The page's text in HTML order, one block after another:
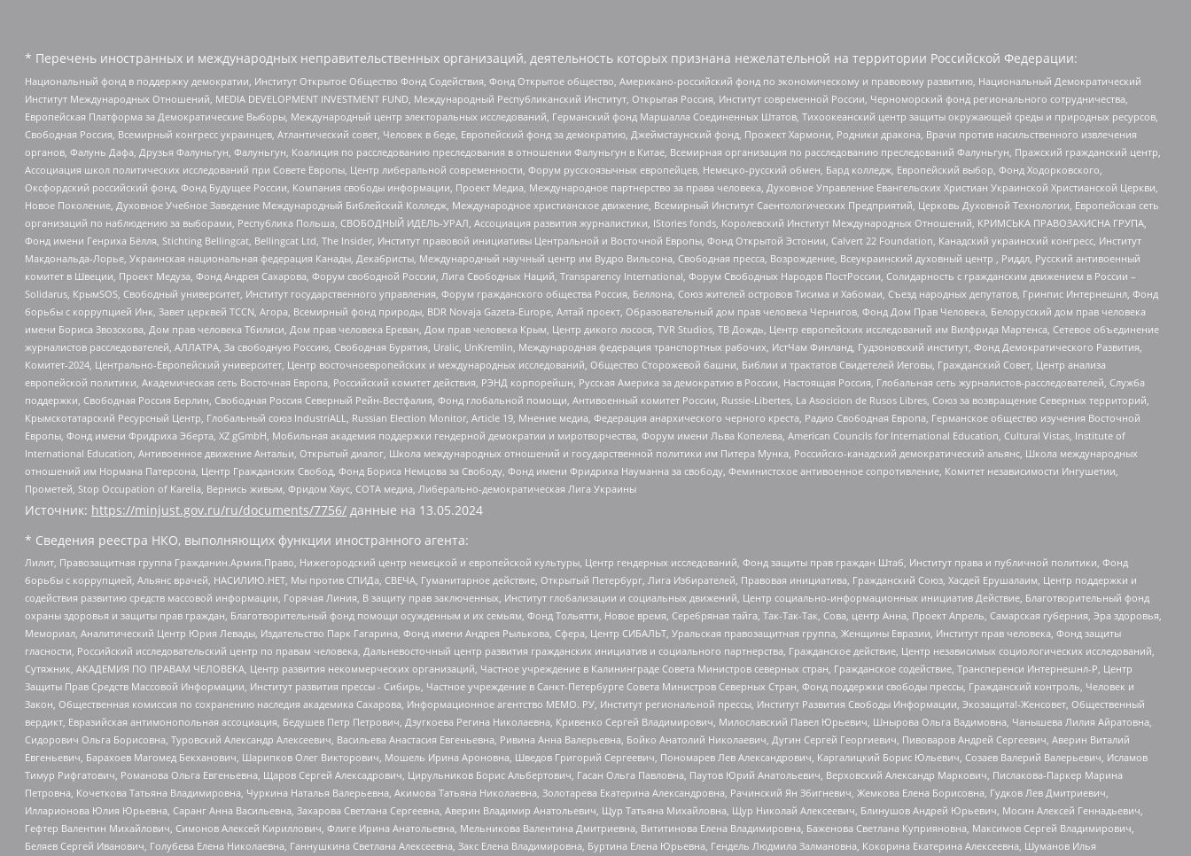
* Перечень иностранных и международных неправительственных организаций, деятельность которых признана нежелательной на территории Российской Федерации:
Национальный фонд в поддержку демократии, Институт Открытое Общество Фонд Содействия, Фонд Открытое общество, Американо-российский фонд по экономическому и правовому развитию, Национальный Демократический
Институт Международных Отношений, MEDIA DEVELOPMENT INVESTMENT FUND, Международный Республиканский Институт, Открытая Россия, Институт современной России, Черноморский фонд регионального сотрудничества,
Европейская Платформа за Демократические Выборы, Международный центр электоральных исследований, Германский фонд Маршалла Соединенных Штатов, Тихоокеанский центр защиты окружающей среды и природных ресурсов,
Свободная Россия, Всемирный конгресс украинцев, Атлантический совет, Человек в беде, Европейский фонд за демократию, Джеймстаунский фонд, Прожект Хармони, Родники дракона, Врачи против насильственного извлечения
органов, Фалунь Дафа, Друзья Фалуньгун, Фалуньгун, Коалиция по расследованию преследования в отношении Фалуньгун в Китае, Всемирная организация по расследованию преследований Фалуньгун, Пражский гражданский центр,
Ассоциация школ политических исследований при Совете Европы, Центр либеральной современности, Форум русскоязычных европейцев, Немецко-русский обмен, Бард колледж, Европейский выбор, Фонд Ходорковского,
Оксфордский российский фонд, Фонд Будущее России, Компания свободы информации, Проект Медиа, Международное партнерство за права человека, Духовное Управление Евангельских Христиан Украинской Христианской Церкви,
Новое Поколение, Духовное Учебное Заведение Международный Библейский Колледж, Международное христианское движение, Всемирный Институт Саентологических Предприятий, Церковь Духовной Технологии, Европейская сеть
организаций по наблюдению за выборами, Республика Польша, СВОБОДНЫЙ ИДЕЛЬ-УРАЛ, Ассоциация развития журналистики, IStories fonds, Королевский Институт Международных Отношений, КРИМСЬКА ПРАВОЗАХИСНА ГРУПА,
Фонд имени Генриха Бёлля, Stichting Bellingcat, Bellingcat Ltd, The Insider, Институт правовой инициативы Центральной и Восточной Европы, Фонд Открытой Эстонии, Calvert 22 Foundation, Канадский украинский конгресс, Институт
Макдональда-Лорье, Украинская национальная федерация Канады, Декабристы, Международный научный центр им Вудро Вильсона, Свободная пресса, Возрождение, Всеукраинский духовный центр , Риддл, Русский антивоенный
комитет в Швеции, Проект Медуза, Фонд Андрея Сахарова, Форум свободной России, Лига Свободных Наций, Transparеncy International, Форум Свободных Народов ПостРоссии, Солидарность с гражданским движением в России –
Solidarus, КрымSOS, Свободный университет, Институт государственного управления, Форум гражданского общества Россия, Беллона, Союз жителей островов Тисима и Хабомаи, Съезд народных депутатов, Гринпис Интернешнл, Фонд
борьбы с коррупцией Инк, Завет церквей TCCN, Агора, Всемирный фонд природы, BDR Novaja Gazeta-Europe, Алтай проект, Образовательный дом прав человека Чернигов, Фонд Дом Прав Человека, Белорусский дом прав человека
имени Бориса Звозскова, Дом прав человека Тбилиси, Дом прав человека Ереван, Дом прав человека Крым, Центр дикого лосося, TVR Studios, ТВ Дождь, Центр европейских исследований им Вилфрида Мартенса, Сетевое объединение
журналистов расследователей, АЛЛАТРА, За свободную Россию, Свободная Бурятия, Uralic, UnKremlin, Международная федерация транспортных рабочих, ИстЧам Финланд, Гудзоновский институт, Фонд Демократического Развития,
Комитет-2024, Центрально-Европейский университет, Центр восточноевропейских и международных исследований, Общество Сторожевой башни, Библии и трактатов Свидетелей Иеговы, Гражданский Совет, Центр анализа
европейской политики, Академическая сеть Восточная Европа, Российский комитет действия, РЭНД корпорейшн, Русская Америка за демократию в России, Настоящая Россия, Глобальная сеть журналистов-расследователей, Служба
поддержки, Свободная Россия Берлин, Свободная Россия Северный Рейн-Вестфалия, Фонд глобальной помощи, Антивоенный комитет России, Russie-Libertes, La Asocicion de Rusos Libres, Союз за возвращение Северных территорий,
Крымскотатарский Ресурсный Центр, Глобальный союз IndustriALL, Russian Election Monitor, Article 19, Мнение медиа, Федерация анархического черного креста, Радио Свободная Европа, Германское общество изучения Восточной
Европы, Фонд имени Фридриха Эберта, XZ gGmbH, Мобильная академия поддержки гендерной демократии и миротворчества, Форум имени Льва Копелева, American Councils for International Education, Cultural Vistas, Institute of
International Education, Антивоенное движение Антальи, Открытый диалог, Школа международных отношений и государственной политики им Питера Мунка, Российско-канадский демократический альянс, Школа международных
отношений им Нормана Патерсона, Центр Гражданских Свобод, Фонд Бориса Немцова за Свободу, Фонд имени Фридриха Науманна за свободу, Феминистское антивоенное сопротивление, Комитет независимости Ингушетии,
Прометей, Stop Occupation of Karelia, Вернись живым, Фридом Хаус, СОТА медиа, Либерально-демократическая Лига Украины
Источник: https://minjust.gov.ru/ru/documents/7756/ данные на 13.05.2024
* Сведения реестра НКО, выполняющих функции иностранного агента:
Лилит, Правозащитная группа Гражданин.Армия.Право, Нижегородский центр немецкой и европейской культуры, Центр гендерных исследований, Фонд защиты прав граждан Штаб, Институт права и публичной политики, Фонд
борьбы с коррупцией, Альянс врачей, НАСИЛИЮ.НЕТ, Мы против СПИДа, СВЕЧА, Гуманитарное действие, Открытый Петербург, Лига Избирателей, Правовая инициатива, Гражданский Союз, Хасдей Ерушалаим, Центр поддержки и
содействия развитию средств массовой информации, Горячая Линия, В защиту прав заключенных, Институт глобализации и социальных движений, Центр социально-информационных инициатив Действие, Благотворительный фонд
охраны здоровья и защиты прав граждан, Благотворительный фонд помощи осужденным и их семьям, Фонд Тольятти, Новое время, Серебряная тайга, Так-Так-Так, Сова, центр Анна, Проект Апрель, Самарская губерния, Эра здоровья,
Мемориал, Аналитический Центр Юрия Левады, Издательство Парк Гагарина, Фонд имени Андрея Рылькова, Сфера, Центр СИБАЛЬТ, Уральская правозащитная группа, Женщины Евразии, Институт прав человека, Фонд защиты
гласности, Российский исследовательский центр по правам человека, Дальневосточный центр развития гражданских инициатив и социального партнерства, Гражданское действие, Центр независимых социологических исследований,
Сутяжник, АКАДЕМИЯ ПО ПРАВАМ ЧЕЛОВЕКА, Центр развития некоммерческих организаций, Частное учреждение в Калининграде Совета Министров северных стран, Гражданское содействие, Трансперенси Интернешнл-Р, Центр
Защиты Прав Средств Массовой Информации, Институт развития прессы - Сибирь, Частное учреждение в Санкт-Петербурге Совета Министров Северных Стран, Фонд поддержки свободы прессы, Гражданский контроль, Человек и
Закон, Общественная комиссия по сохранению наследия академика Сахарова, Информационное агентство МЕМО. РУ, Институт региональной прессы, Институт Развития Свободы Информации, Экозащита!-Женсовет, Общественный
вердикт, Евразийская антимонопольная ассоциация, Бедушев Петр Петрович, Дзугкоева Регина Николаевна, Кривенко Сергей Владимирович, Милославский Павел Юрьевич, Шнырова Ольга Вадимовна, Чанышева Лилия Айратовна,
Сидорович Ольга Борисовна, Туровский Александр Алексеевич, Васильева Анастасия Евгеньевна, Ривина Анна Валерьевна, Бойко Анатолий Николаевич, Дугин Сергей Георгиевич, Пивоваров Андрей Сергеевич, Аверин Виталий
Евгеньевич, Барахоев Магомед Бекханович, Шарипков Олег Викторович, Мошель Ирина Ароновна, Шведов Григорий Сергеевич, Пономарев Лев Александрович, Каргалицкий Борис Юльевич, Созаев Валерий Валерьевич, Исламов
Тимур Рифгатович, Романова Ольга Евгеньевна, Щаров Сергей Алексадрович, Цирульников Борис Альбертович, Гасан Ольга Павловна, Паутов Юрий Анатольевич, Верховский Александр Маркович, Пислакова-Паркер Марина
Петровна, Кочеткова Татьяна Владимировна, Чуркина Наталья Валерьевна, Акимова Татьяна Николаевна, Золотарева Екатерина Александровна, Рачинский Ян Збигневич, Жемкова Елена Борисовна, Гудков Лев Дмитриевич,
Илларионова Юлия Юрьевна, Саранг Анна Васильевна, Захарова Светлана Сергеевна, Аверин Владимир Анатольевич, Щур Татьяна Михайловна, Щур Николай Алексеевич, Блинушов Андрей Юрьевич, Мосин Алексей Геннадьевич,
Гефтер Валентин Михайлович, Симонов Алексей Кириллович, Флиге Ирина Анатольевна, Мельникова Валентина Дмитриевна, Вититинова Елена Владимировна, Баженова Светлана Куприяновна, Максимов Сергей Владимирович,
Беляев Сергей Иванович, Голубева Елена Николаевна, Ганнушкина Светлана Алексеевна, Закс Елена Владимировна, Буртина Елена Юрьевна, Гендель Людмила Залмановна, Кокорина Екатерина Алексеевна, Шуманов Илья